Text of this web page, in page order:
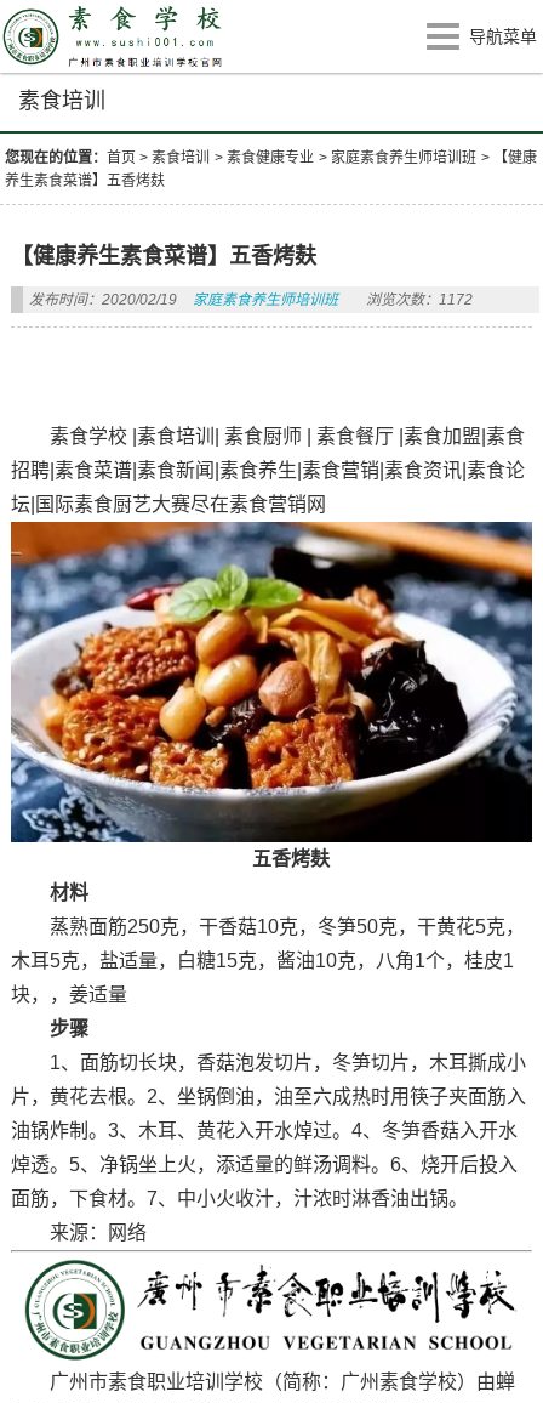
导航菜单
素食培训
您现在的位置：首页 >素食培训 >素食健康专业 > 家庭素食养生师培训班 >
【健康
养生素食菜谱】五香烤麸
【健康养生素食菜谱】五香烤麸
发布时间：2020/02/19 家庭素食养生师培训班 浏览次数：1172
素食学校 |素食培训| 素食厨师 | 素食餐厅 |素食加盟|素食
招聘|素食菜谱|素食新闻|素食养生|素食营销|素食资讯|素食论
坛|国际素食厨艺大赛尽在素食营销网
五香烤麸
材料
蒸熟面筋250克，干香菇10克，冬笋50克，干黄花5克，
木耳5克，盐适量，白糖15克，酱油10克，八角1个，桂皮1
块，，姜适量
步骤
1、面筋切长块，香菇泡发切片，冬笋切片，木耳撕成小
片，黄花去根。2、坐锅倒油，油至六成热时用筷子夹面筋入
油锅炸制。3、木耳、黄花入开水焯过。4、冬笋香菇入开水
焯透。5、净锅坐上火，添适量的鲜汤调料。6、烧开后投入
面筋，下食材。7、中小火收汁，汁浓时淋香油出锅。
来源：网络
广州市素食职业培训学校（简称：广州素食学校）由蝉